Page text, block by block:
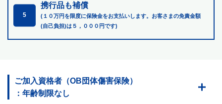
5
携行品も補償
(１０万円を限度に保険金をお支払いします。お客さまの免責金額
(自己負担)は５，０００円です)
ご加入資格者（OB団体傷害保険）
：年齢制限なし